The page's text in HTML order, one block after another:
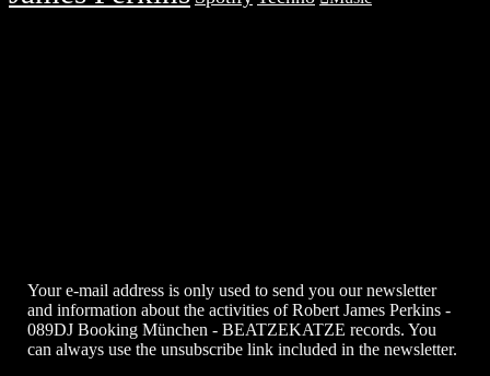
Your e-mail address is only used to send you our newsletter
and information about the activities of Robert James Perkins -
089DJ Booking München - BEATZEKATZE records. You
can always use the unsubscribe link included in the newsletter.